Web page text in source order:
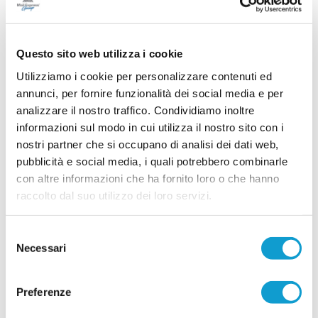
Questo sito web utilizza i cookie
Utilizziamo i cookie per personalizzare contenuti ed
annunci, per fornire funzionalità dei social media e per
analizzare il nostro traffico. Condividiamo inoltre
informazioni sul modo in cui utilizza il nostro sito con i
nostri partner che si occupano di analisi dei dati web,
pubblicità e social media, i quali potrebbero combinarle
con altre informazioni che ha fornito loro o che hanno
raccolto dal suo utilizzo dei loro servizi.
delNecessari
Preferenze
Il calcio marchigiano è sotto shock. In appena due
lasciando un vuoto enorme nelle loro famiglie,
movimento calcistico regionale. L'ultima terribile
notizia è arrivata nelle sco ...leggi
16/06/2026
Nasce la CIVITANOVESE MG: accordo fatto!
Rossoblu in Eccellenza
CIVITANOVA MARCHE. La Civitanovese riparte
dall’Eccellenza. È stato infatti raggiunto l’accordo
che consentirà al club rossoblù di prendere parte
nella prossima stagione con la denominazione di
presidente
...
18/06/2026
POTENZA PICENA. Comotto: "In una gara
abbiamo capito la nostra forza"